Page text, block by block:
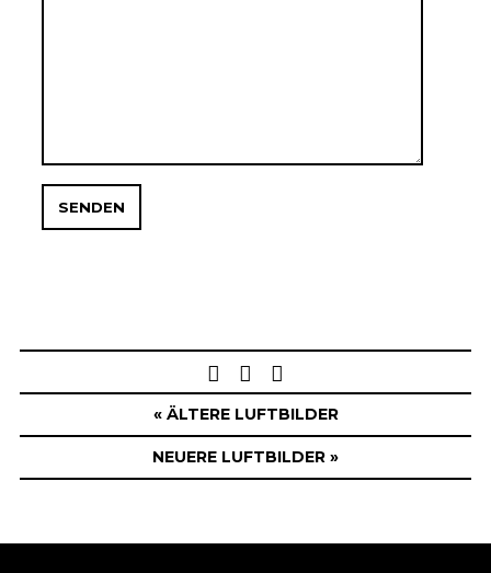
navigation
« ÄLTERE LUFTBILDER
NEUERE LUFTBILDER »